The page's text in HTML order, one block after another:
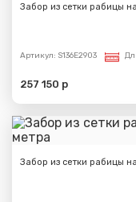
Забор из сетки рабицы
Артикул: S136E2903
257 150 р
Забор из сетки рабицы